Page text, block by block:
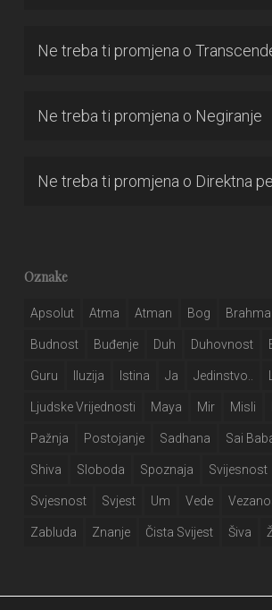
Ne treba ti promjena o
Ne treba ti promjena o Negiranje
Ne treba ti promjena o Direktna
Oznake
Apsolut Atma Atman Bog Brahma
Budnost Buđenje Duh Duhovnost
Guru Iluzija Istina Ja Jedinstvo..
Ljudske Vrijednosti Maya Mir Misli
Pažnja Postojanje Sadhana Sai
Shiva Sloboda Spoznaja Svijesnost
Svjesnost Svjest Um Vede
Zabluda Znanje Čista Svijest Šiva